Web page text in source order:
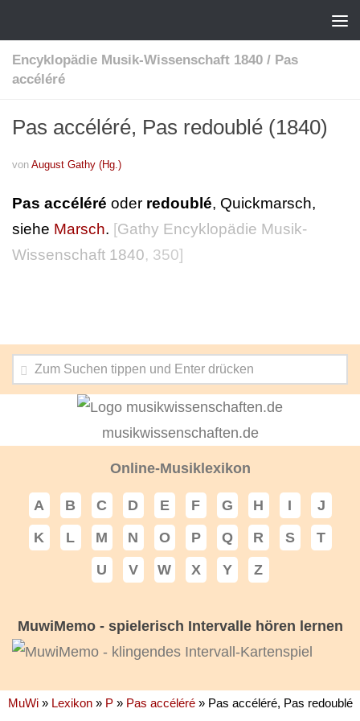
Encyklopädie Musik-Wissenschaft 1840 / Pas
accéléré
Pas accéléré, Pas redoublé (1840)
von August Gathy (Hg.)
Pas accéléré oder redoublé, Quickmarsch,
siehe Marsch. [Gathy Encyklopädie Musik-
Wissenschaft 1840, 350]
musikwissenschaften.de
Online-Musiklexikon
A B C D E F G H I
J
K
L M N O P Q R S
T
U
V W X Y Z
MuwiMemo - spielerisch Intervalle hören lernen
MuWi» Lexikon» P» Pas accéléré» Pas accéléré, Pas redoublé